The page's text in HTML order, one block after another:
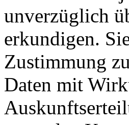
unverzüglich
erkundigen.
Zustimmung
Daten mit